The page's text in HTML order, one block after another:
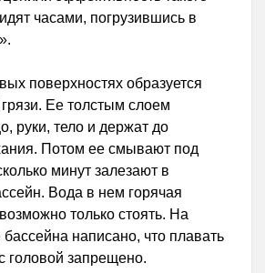
часами, погрузившись в
поверхностях образуется
Ее толстым слоем
руки, тело и держат до
Потом ее смывают под
минут залезают в
Вода в нем горячая
только стоять. На
бассейна написано, что плавать
головой запрещено.